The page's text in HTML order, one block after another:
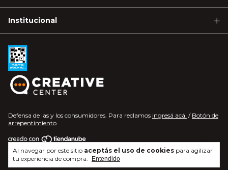
Al navegar por este sitio aceptás el uso de cookies para agilizar
tu experiencia de compra.
Entendido
Institucional
Defensa de las y los consumidores. Para reclamos ingresá acá. / Botón de
arrepentimiento
Copyright Gastroquil - 2026. Todos los derechos reservados.